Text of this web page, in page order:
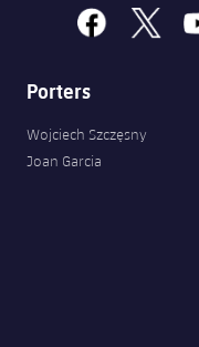
facebook
x
Porters
Wojciech Szczęsny
Joan Garcia